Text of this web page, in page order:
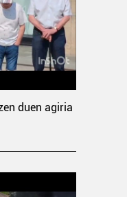
duen agiria